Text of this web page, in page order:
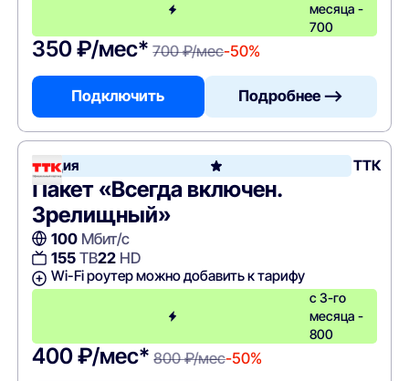
месяца -
700
350 ₽/мес* 700 ₽/мес-50%
Подключить Подробнее —>
Акция ТТК
Пакет «Всегда включен.
Зрелищный»
100Мбит/с
155ТВ22HD
Wi-Fi роутер можно добавить к тарифу
с 3-го
месяца -
800
400 ₽/мес* 800 ₽/мес-50%